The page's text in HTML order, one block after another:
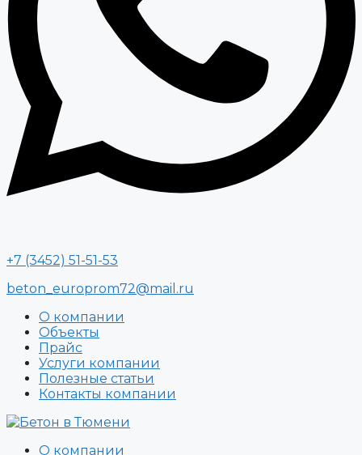
+7 (3452) 51-51-53
beton_europrom72@mail.ru
О компании
Объекты
Прайс
Услуги компании
Полезные статьи
Контакты компании
О компании